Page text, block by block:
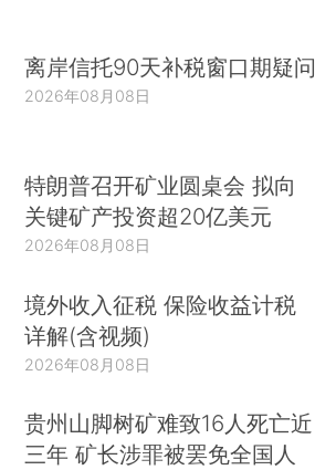
离岸信托90天补税窗口期疑问
2026年08月08日
特朗普召开矿业圆桌会 拟向
关键矿产投资超20亿美元
2026年08月08日
境外收入征税 保险收益计税
详解(含视频)
2026年08月08日
贵州山脚树矿难致16人死亡近
三年 矿长涉罪被罢免全国人